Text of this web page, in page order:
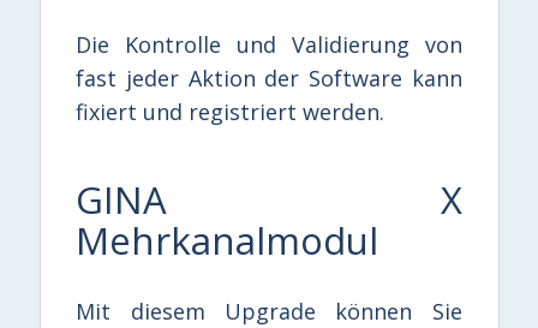
Die Kontrolle und Validierung von
fast jeder Aktion der Software kann
fixiert und registriert werden.
GINA X
Mehrkanalmodul
Mit diesem Upgrade können Sie